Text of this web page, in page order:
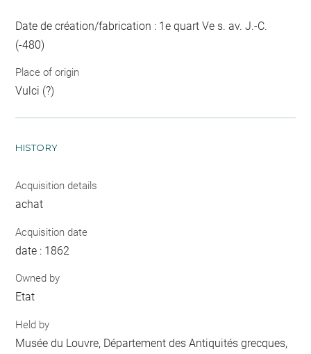
Date de création/fabrication : 1e quart Ve s. av. J.-C.
(-480)
Place of origin
Vulci (?)
HISTORY
Acquisition details
achat
Acquisition date
date : 1862
Owned by
Etat
Held by
Musée du Louvre, Département des Antiquités grecques,